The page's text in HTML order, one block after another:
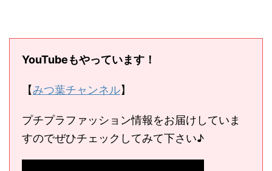
YouTubeもやっています！
【みつ葉チャンネル】
プチプラファッション情報をお届けしていま
すのでぜひチェックしてみて下さい♪